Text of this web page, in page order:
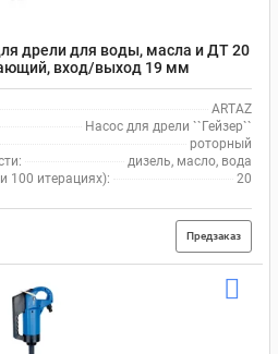
дрели для воды, масла и ДТ 20
вход/выход 19 мм
ARTAZ
Насос для дрели ``Гейзер``
роторный
дизель, масло, вода
100 итерациях):
20
Предзаказ